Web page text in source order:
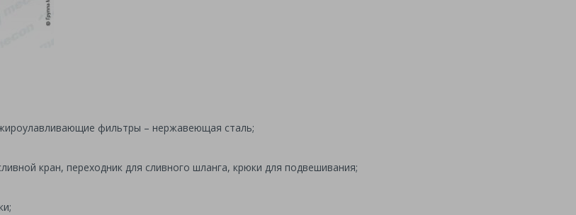
фильтры – нержавеющая сталь;
кран, переходник для сливного шланга, крюки для подвешивания;